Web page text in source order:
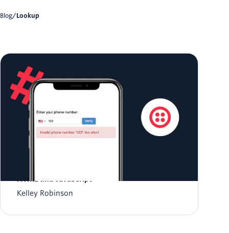
Blog/ Lookup
Kelley Robinson